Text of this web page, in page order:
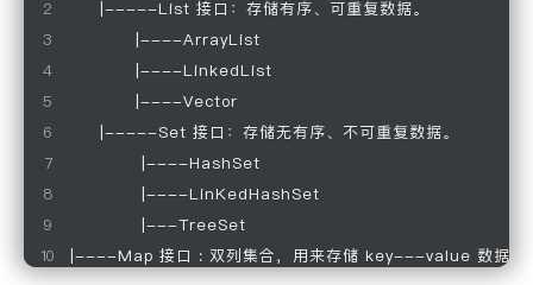
     |-----List 接口：存储有序、可重复数据。
           |----ArrayList
           |----LinkedList
           |----Vector
     |-----Set 接口：存储无有序、不可重复数据。
            |----HashSet
            |----LinKedHashSet
            |---TreeSet
|----Map 接口 : 双列集合，用来存储 key---value 数据